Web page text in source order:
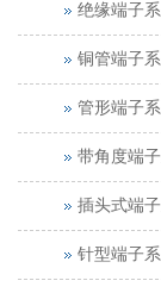
绝缘端子系
铜管端子系
管形端子系
带角度端
插头式端
针型端子系